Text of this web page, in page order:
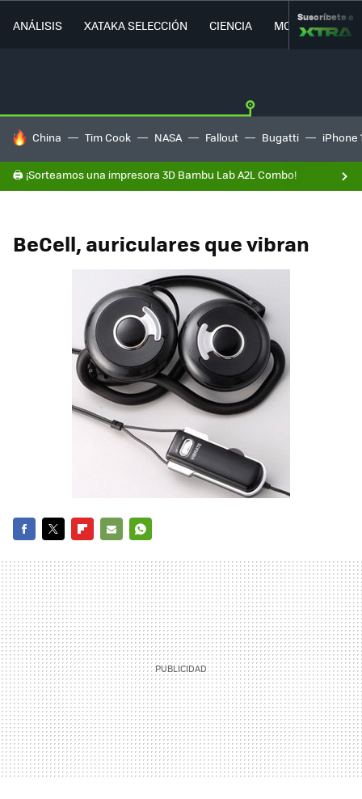
ANÁLISIS XATAKA SELECCIÓN CIENCIA MOVILIDAD
Suscríbete a
HOY SE HABLA DE
China Tim Cook NASA Fallout Bugatti iPhone
🖨️ ¡Sorteamos una impresora 3D Bambu Lab A2L Combo!
BeCell, auriculares que vibran
MAIL